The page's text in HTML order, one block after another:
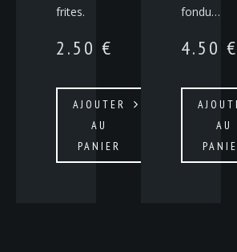
frites.
2.50 €
AJOUTER
AU
PANIER
fondu…
4.50 €
AU